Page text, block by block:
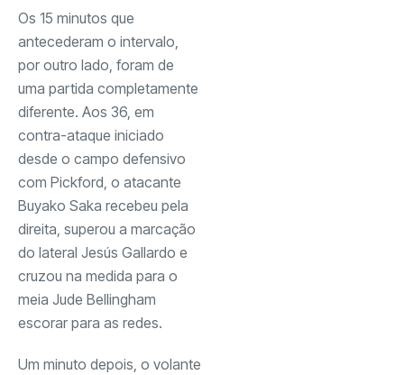
Os 15 minutos que
antecederam o intervalo,
por outro lado, foram de
uma partida completamente
diferente. Aos 36, em
contra-ataque iniciado
desde o campo defensivo
com Pickford, o atacante
Buyako Saka recebeu pela
direita, superou a marcação
do lateral Jesús Gallardo e
cruzou na medida para o
meia Jude Bellingham
escorar para as redes.
Um minuto depois, o volante